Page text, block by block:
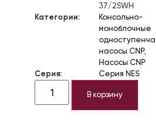
37/2SWH
Категории:
Консольно-
моноблочные
насосы CNP,
Насосы CNP
Серия:
Серия NES
В корзину